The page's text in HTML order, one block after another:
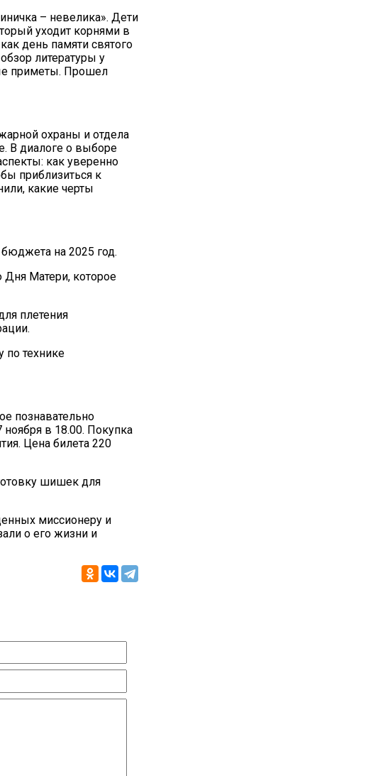
– невелика». Дети
уходит корнями в
день памяти святого
литературы у
приметы. Прошел
охраны и отдела
В диалоге о выборе
как уверенно
приблизиться к
какие черты
на 2025 год.
Дня Матери, которое
плетения
технике
познавательно
в 18.00. Покупка
Цена билета 220
шишек для
миссионеру и
о его жизни и